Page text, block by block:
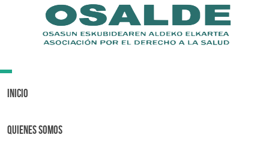
Toggle
Inicio
Quienes Somos